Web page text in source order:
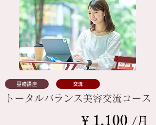
基礎講座 交流
¥ 1 ,100 /月
トータルバランス美容交流コース